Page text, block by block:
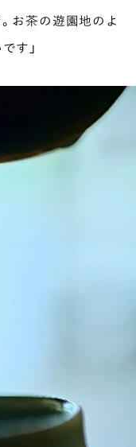
お茶の遊園地のよ
す」